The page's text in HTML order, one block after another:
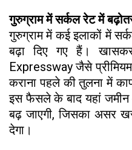
गुरुग्राम में सर्कल रेट में
गुरुग्राम में कई इलाकों में
बढ़ा दिए गए हैं।
Expressway जैसे प्रीमियम
कराना पहले की तुलना में
इस फैसले के बाद यहां
बढ़ जाएगी, जिसका असर
देगा।